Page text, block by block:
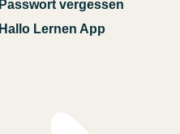
Passwort vergessen
Hallo Lernen App